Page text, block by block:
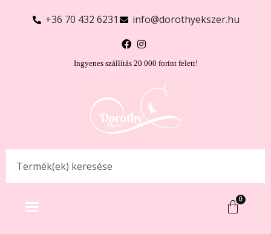
+36 70 432 6231 info@dorothyekszer.hu
Ingyenes szállítás 20 000 forint felett!
0